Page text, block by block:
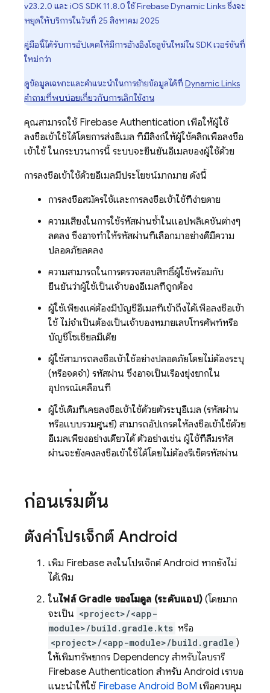
v23.2.0 และ iOS SDK 11.8.0 ใช้ Firebase Dynamic Links ซึ่งจะ
หยุดให้บริการในวันที่ 25 สิงหาคม 2025
คู่มือนี้ได้รับการอัปเดตให้มีการอ้างอิงโซลูชันใหม่ใน SDK เวอร์ชันที่
ใหม่กว่า
ดูข้อมูลเฉพาะและคำแนะนำในการย้ายข้อมูลได้ที่ Dynamic Links
คำถามที่พบบ่อยเกี่ยวกับการเลิกใช้งาน
คุณสามารถใช้ Firebase Authentication เพื่อให้ผู้ใช้
ลงชื่อเข้าใช้ได้โดยการส่งอีเมล ที่มีลิงก์ให้ผู้ใช้คลิกเพื่อลงชื่อ
เข้าใช้ ในกระบวนการนี้ ระบบจะยืนยันอีเมลของผู้ใช้ด้วย
การลงชื่อเข้าใช้ด้วยอีเมลมีประโยชน์มากมาย ดังนี้
การลงชื่อสมัครใช้และการลงชื่อเข้าใช้ที่ง่ายดาย
ความเสี่ยงในการใช้รหัสผ่านซ้ำในแอปพลิเคชันต่างๆ
ลดลง ซึ่งอาจทำให้รหัสผ่านที่เลือกมาอย่างดีมีความ
ปลอดภัยลดลง
ความสามารถในการตรวจสอบสิทธิ์ผู้ใช้พร้อมกับ
ยืนยันว่าผู้ใช้เป็นเจ้าของอีเมลที่ถูกต้อง
ผู้ใช้เพียงแค่ต้องมีบัญชีอีเมลที่เข้าถึงได้เพื่อลงชื่อเข้า
ใช้ ไม่จำเป็นต้องเป็นเจ้าของหมายเลขโทรศัพท์หรือ
บัญชีโซเชียลมีเดีย
ผู้ใช้สามารถลงชื่อเข้าใช้อย่างปลอดภัยโดยไม่ต้องระบุ
(หรือจดจำ) รหัสผ่าน ซึ่งอาจเป็นเรื่องยุ่งยากใน
อุปกรณ์เคลื่อนที่
ผู้ใช้เดิมที่เคยลงชื่อเข้าใช้ด้วยตัวระบุอีเมล (รหัสผ่าน
หรือแบบรวมศูนย์) สามารถอัปเกรดให้ลงชื่อเข้าใช้ด้วย
อีเมลเพียงอย่างเดียวได้ ตัวอย่างเช่น ผู้ใช้ที่ลืมรหัส
ผ่านจะยังคงลงชื่อเข้าใช้ได้โดยไม่ต้องรีเซ็ตรหัสผ่าน
ก่อนเริ่มต้น
ตั้งค่าโปรเจ็กต์ Android
เพิ่ม Firebase ลงในโปรเจ็กต์ Android หากยังไม่
ได้เพิ่ม
ในไฟล์ Gradle ของโมดูล (ระดับแอป) (โดยมาก
จะเป็น <project>/<app-
module>/build.gradle.kts หรือ
<project>/<app-module>/build.gradle )
ให้เพิ่มทรัพยากร Dependency สำหรับไลบรารี
Firebase Authentication สำหรับ Android เราขอ
แนะนำให้ใช้ Firebase Android BoM เพื่อควบคุม